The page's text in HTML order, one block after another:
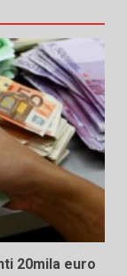
20mila euro